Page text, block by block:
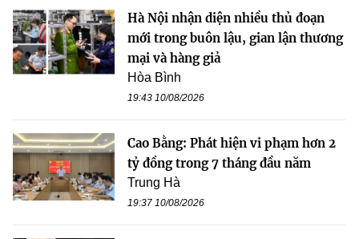
Hà Nội nhận diện nhiều thủ đoạn
mới trong buôn lậu, gian lận thương
mại và hàng giả
Hòa Bình
19:43 10/08/2026
Cao Bằng: Phát hiện vi phạm hơn 2
tỷ đồng trong 7 tháng đầu năm
Trung Hà
19:37 10/08/2026